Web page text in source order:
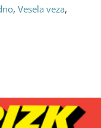
, Vesela veza,